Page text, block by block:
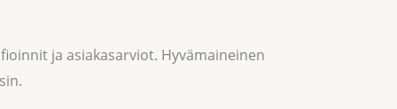
ja asiakasarviot. Hyvämaineinen